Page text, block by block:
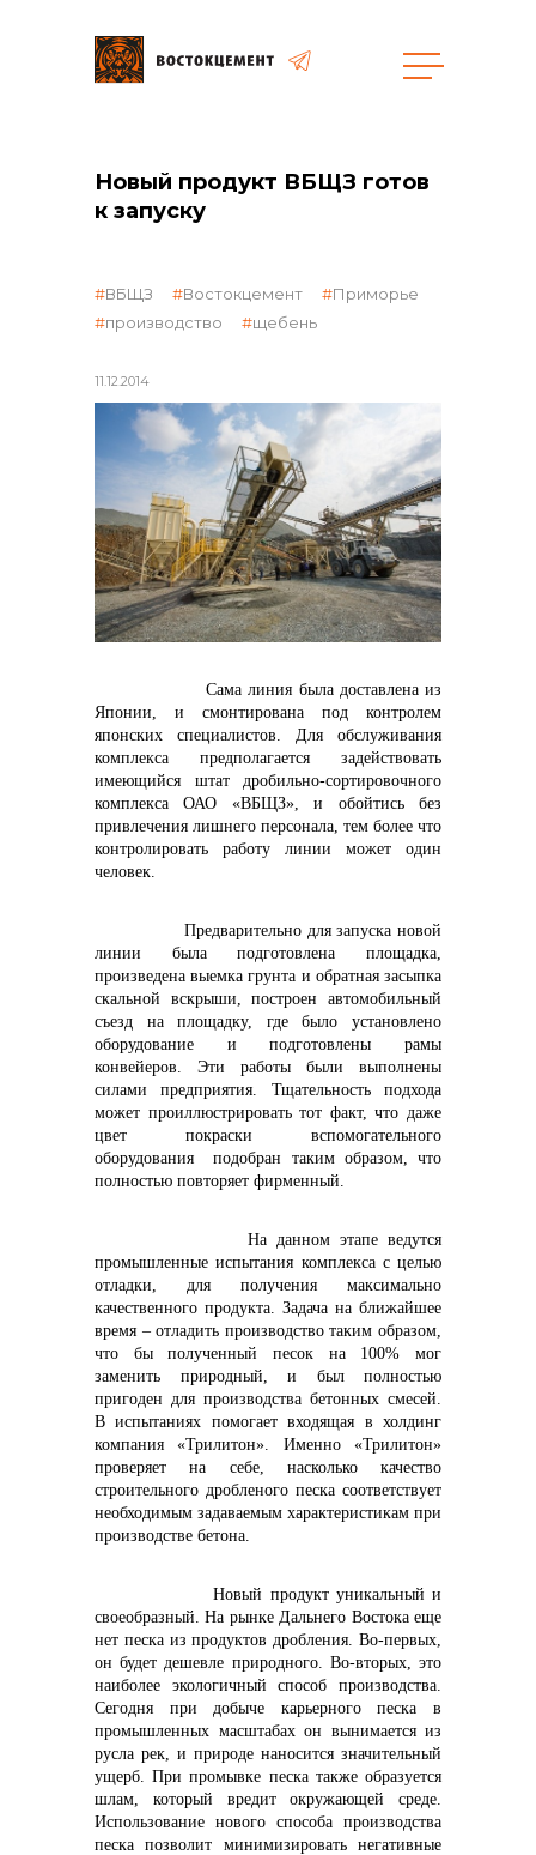
Закупки
реализация неликвидов
контакты отдела закупок
Контакты
+7 (423) 234 50 50
info@vostokcement.ru
Новый продукт ВБЩЗ готов
к запуску
11.12.2014
ВБЩЗ Востокцемент
Приморье
производство
щебень
Сама линия была доставлена из
Японии, и смонтирована под контролем
японских специалистов. Для обслуживания
комплекса предполагается задействовать
имеющийся штат дробильно-сортировочного
комплекса ОАО «ВБЩЗ», и обойтись без
привлечения лишнего персонала, тем более что
контролировать работу линии может один
человек.
Предварительно для запуска новой
линии была подготовлена площадка,
произведена выемка грунта и обратная засыпка
скальной вскрыши, построен автомобильный
съезд на площадку, где было установлено
оборудование и подготовлены рамы
конвейеров. Эти работы были выполнены
силами предприятия. Тщательность подхода
может проиллюстрировать тот факт, что даже
цвет покраски вспомогательного
оборудования подобран таким образом, что
полностью повторяет фирменный.
На данном этапе ведутся
промышленные испытания комплекса с целью
отладки, для получения максимально
качественного продукта. Задача на ближайшее
время – отладить производство таким образом,
что бы полученный песок на 100% мог
заменить природный, и был полностью
пригоден для производства бетонных смесей.
В испытаниях помогает входящая в холдинг
компания «Трилитон». Именно «Трилитон»
проверяет на себе, насколько качество
строительного дробленого песка соответствует
необходимым задаваемым характеристикам при
производстве бетона.
Новый продукт уникальный и
своеобразный. На рынке Дальнего Востока еще
нет песка из продуктов дробления. Во-первых,
он будет дешевле природного. Во-вторых, это
наиболее экологичный способ производства.
Сегодня при добыче карьерного песка в
промышленных масштабах он вынимается из
русла рек, и природе наносится значительный
ущерб. При промывке песка также образуется
шлам, который вредит окружающей среде.
Использование нового способа производства
песка позволит минимизировать негативные